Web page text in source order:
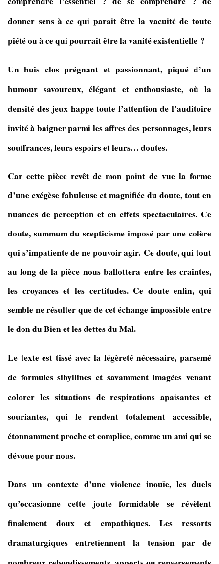
donner sens à ce qui parait être la vacuité de toute
piété ou à ce qui pourrait être la vanité existentielle ?
Un huis clos prégnant et passionnant, piqué d’un
humour savoureux, élégant et enthousiaste, où la
densité des jeux happe toute l’attention de l’auditoire
invité à baigner parmi les affres des personnages, leurs
souffrances, leurs espoirs et leurs… doutes.
Car cette pièce revêt de mon point de vue la forme
d’une exégèse fabuleuse et magnifiée du doute, tout en
nuances de perception et en effets spectaculaires. Ce
doute, summum du scepticisme imposé par une colère
qui s’impatiente de ne pouvoir agir. Ce doute, qui tout
au long de la pièce nous ballottera entre les craintes,
les croyances et les certitudes. Ce doute enfin, qui
semble ne résulter que de cet échange impossible entre
le don du Bien et les dettes du Mal.
Le texte est tissé avec la légèreté nécessaire, parsemé
de formules sibyllines et savamment imagées venant
colorer les situations de respirations apaisantes et
souriantes, qui le rendent totalement accessible,
étonnamment proche et complice, comme un ami qui se
dévoue pour nous.
Dans un contexte d’une violence inouïe, les duels
qu’occasionne cette joute formidable se révèlent
finalement doux et empathiques. Les ressorts
dramaturgiques entretiennent la tension par de